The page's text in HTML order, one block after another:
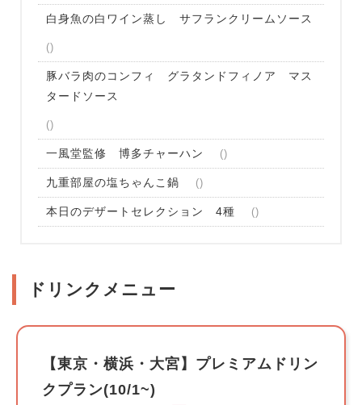
白身魚の白ワイン蒸し サフランクリームソース
豚バラ肉のコンフィ グラタンドフィノア マス
タードソース
一風堂監修 博多チャーハン
九重部屋の塩ちゃんこ鍋
本日のデザートセレクション 4種
ドリンクメニュー
【東京・横浜・大宮】プレミアムドリン
クプラン(10/1~)